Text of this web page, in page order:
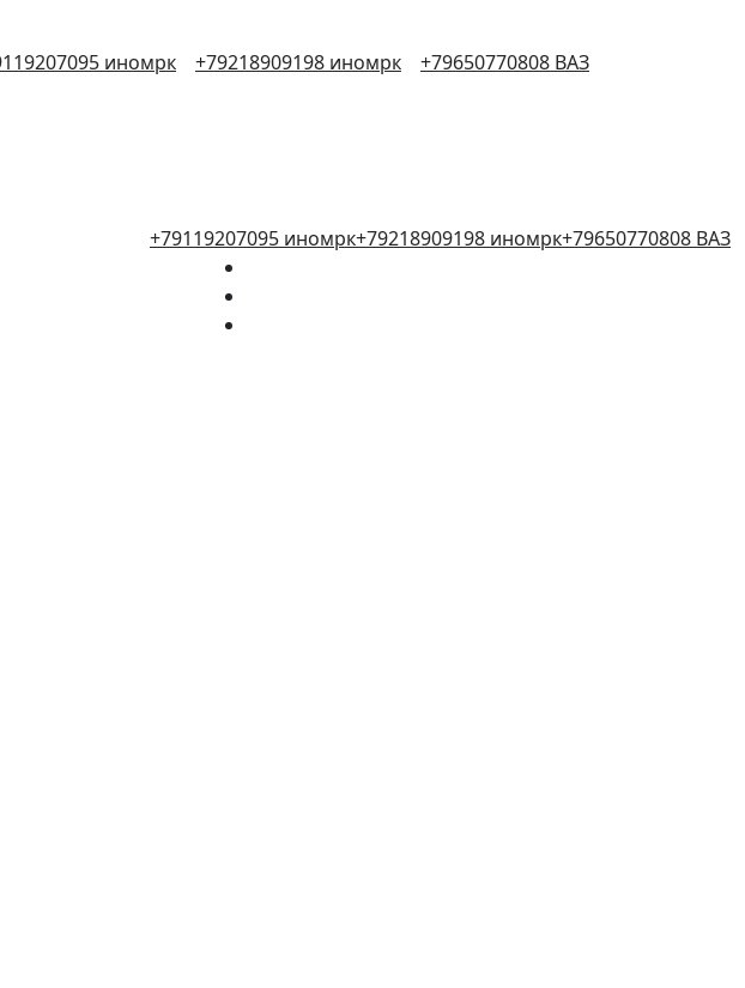
иномрк +79218909198 иномрк +79650770808 ВАЗ
+79119207095 иномрк+79218909198 иномрк+79650770808 ВАЗ